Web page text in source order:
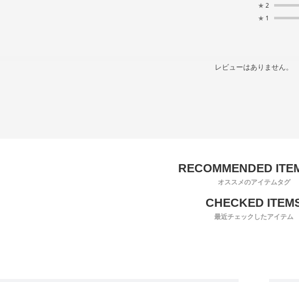
★ 2
★ 1
レビューはありません。
オススメのアイテムタグ
最近チェックしたアイテム